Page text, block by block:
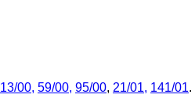
13/00, 59/00, 95/00, 21/01, 141/01.